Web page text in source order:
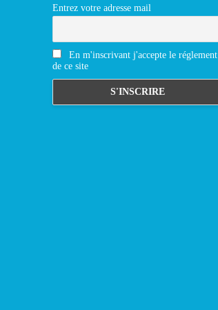
Entrez votre adresse mail
En m'inscrivant j'accepte le réglement
de ce site